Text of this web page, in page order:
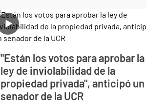
"Están los votos para aprobar la
ley de inviolabilidad de la
propiedad privada", anticipó un
senador de la UCR